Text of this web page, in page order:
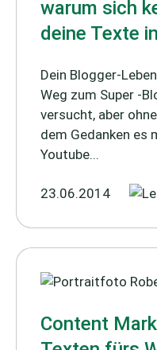
warum sich
deine Texte
Dein Blogger-
Weg zum Super -
versucht, aber
dem Gedanken es
Youtube...
23.06.2014
Content